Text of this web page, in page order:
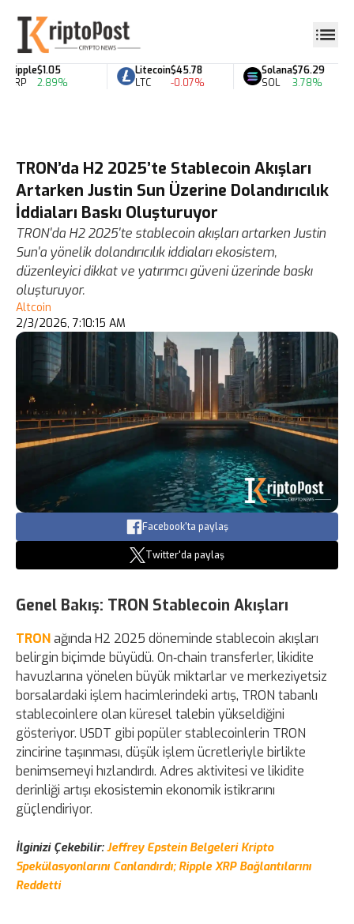
$1.05
2.89%
Litecoin
LTC
$45.78
-0.07%
Solana
SOL
$76.29
3.78%
TRON’da H2 2025’te Stablecoin Akışları
Artarken Justin Sun Üzerine Dolandırıcılık
İddiaları Baskı Oluşturuyor
TRON'da H2 2025'te stablecoin akışları artarken Justin
Sun'a yönelik dolandırıcılık iddiaları ekosistem,
düzenleyici dikkat ve yatırımcı güveni üzerinde baskı
oluşturuyor.
Altcoin
2/3/2026, 7:10:15 AM
Facebook'ta paylaş
Twitter'da paylaş
Genel Bakış: TRON Stablecoin Akışları
TRONağında H2 2025 döneminde stablecoin akışları
belirgin biçimde büyüdü. On‑chain transferler, likidite
havuzlarına yönelen büyük miktarlar ve merkeziyetsiz
borsalardaki işlem hacimlerindeki artış, TRON tabanlı
stablecoinlere olan küresel talebin yükseldiğini
gösteriyor. USDT gibi popüler stablecoinlerin TRON
zincirine taşınması, düşük işlem ücretleriyle birlikte
benimsemeyi hızlandırdı. Adres aktivitesi ve likidite
derinliği artışı ekosistemin ekonomik istikrarını
güçlendiriyor.
İlginizi Çekebilir:Jeffrey Epstein Belgeleri Kripto
Spekülasyonlarını Canlandırdı; Ripple XRP Bağlantılarını
Reddetti